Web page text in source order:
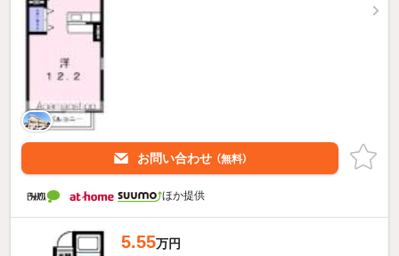
お問い合わせ （無料）
ほか提供
5.55万円